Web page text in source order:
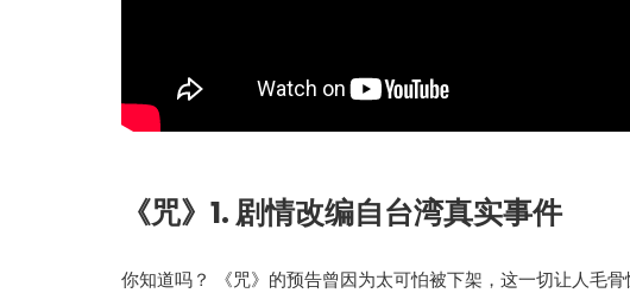
《咒》1. 剧情改编自台湾真实事件
你知道吗？ 《咒》的预告曾因为太可怕被下架，这一切让人毛